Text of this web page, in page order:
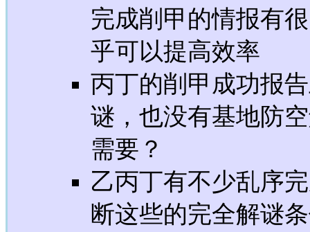
完成削甲的情报有
乎可以提高效率
丙丁的削甲成功报
谜，也没有基地防
需要？
乙丙丁有不少乱序
断这些的完全解谜